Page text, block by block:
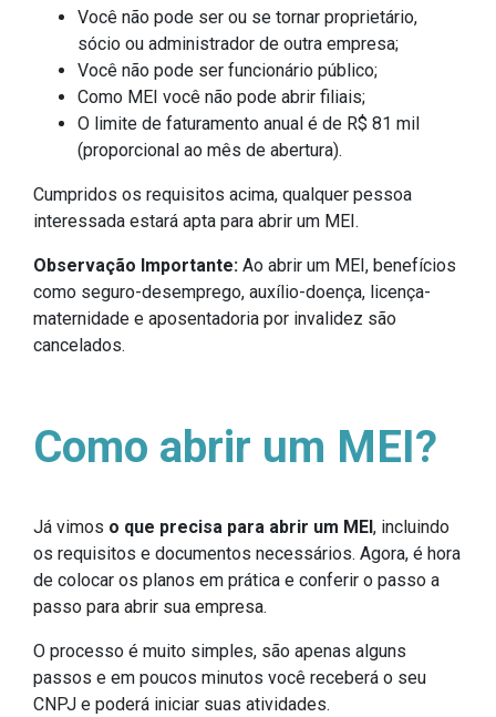
Você não pode ser ou se tornar proprietário,
sócio ou administrador de outra empresa;
Você não pode ser funcionário público;
Como MEI você não pode abrir filiais;
O limite de faturamento anual é de R$ 81 mil
(proporcional ao mês de abertura).
Cumpridos os requisitos acima, qualquer pessoa
interessada estará apta para abrir um MEI.
Observação Importante: Ao abrir um MEI, benefícios
como seguro-desemprego, auxílio-doença, licença-
maternidade e aposentadoria por invalidez são
cancelados.
Como abrir um MEI?
Já vimos o que precisa para abrir um MEI, incluindo
os requisitos e documentos necessários. Agora, é hora
de colocar os planos em prática e conferir o passo a
passo para abrir sua empresa.
O processo é muito simples, são apenas alguns
passos e em poucos minutos você receberá o seu
CNPJ e poderá iniciar suas atividades.